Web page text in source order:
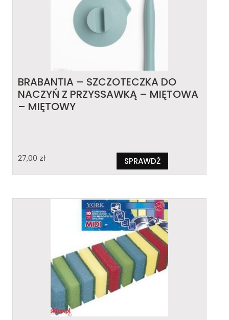
BRABANTIA – SZCZOTECZKA DO
NACZYŃ Z PRZYSSAWKĄ – MIĘTOWA
– MIĘTOWY
27,00 zł SPRAWDŹ